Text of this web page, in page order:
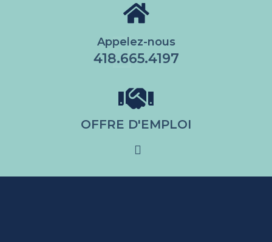
Appelez-nous
418.665.4197
OFFRE D'EMPLOI